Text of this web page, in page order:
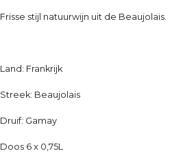
Frisse stijl natuurwijn uit de Beaujolais.
Land: Frankrijk
Streek: Beaujolais
Druif: Gamay
Doos 6 x 0,75L